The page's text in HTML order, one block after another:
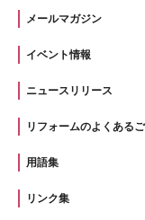
メールマガジン
イベント情報
ニュースリリース
リフォームのよくある
用語集
リンク集